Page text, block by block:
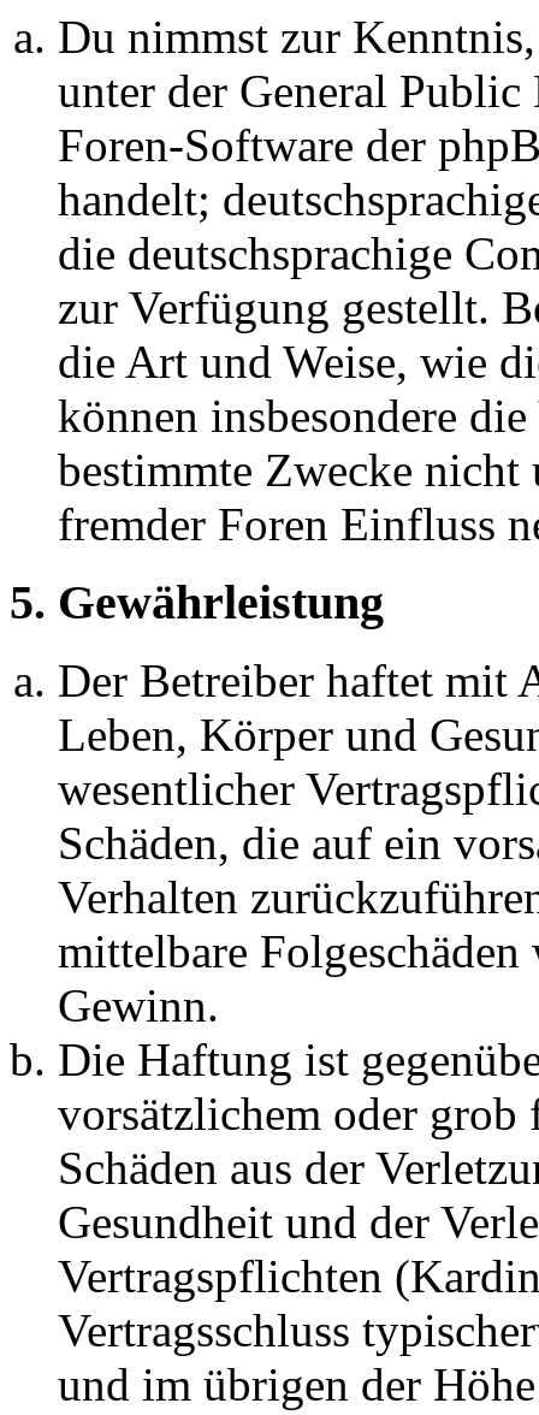
Du nimmst zur
unter der General
Foren-Software der
handelt;
die deutschsprachige
zur Verfügung gestellt.
die Art und Weise, wie
können insbesondere
bestimmte Zwecke nicht
fremder Foren Einfluss
5. Gewährleistung
Der Betreiber haftet mit
Leben, Körper und
wesentlicher
Schäden, die auf ein
Verhalten
mittelbare Folgeschäden
Gewinn.
Die Haftung ist
vorsätzlichem oder grob
Schäden aus der
Gesundheit und der
Vertragspflichten
Vertragsschluss
und im übrigen der